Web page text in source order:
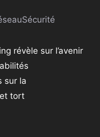
Sécurité
révèle sur l’avenir
sur la
tort